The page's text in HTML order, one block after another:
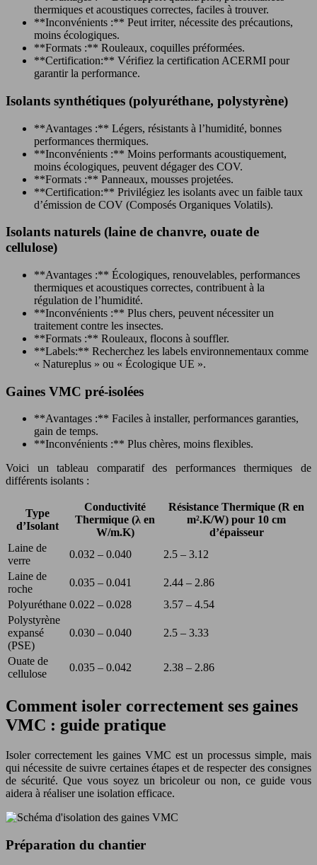
thermiques et acoustiques correctes, faciles à trouver.
**Inconvénients :** Peut irriter, nécessite des précautions,
moins écologiques.
**Formats :** Rouleaux, coquilles préformées.
**Certification:** Vérifiez la certification ACERMI pour
garantir la performance.
Isolants synthétiques (polyuréthane, polystyrène)
**Avantages :** Légers, résistants à l’humidité, bonnes
performances thermiques.
**Inconvénients :** Moins performants acoustiquement,
moins écologiques, peuvent dégager des COV.
**Formats :** Panneaux, mousses projetées.
**Certification:** Privilégiez les isolants avec un faible taux
d’émission de COV (Composés Organiques Volatils).
Isolants naturels (laine de chanvre, ouate de
cellulose)
**Avantages :** Écologiques, renouvelables, performances
thermiques et acoustiques correctes, contribuent à la
régulation de l’humidité.
**Inconvénients :** Plus chers, peuvent nécessiter un
traitement contre les insectes.
**Formats :** Rouleaux, flocons à souffler.
**Labels:** Recherchez les labels environnementaux comme
« Natureplus » ou « Écologique UE ».
Gaines VMC pré-isolées
**Avantages :** Faciles à installer, performances garanties,
gain de temps.
**Inconvénients :** Plus chères, moins flexibles.
Voici un tableau comparatif des performances thermiques de
différents isolants :
Type
d’Isolant
Conductivité
Thermique (λ en
W/m.K)
Résistance Thermique (R en
m².K/W) pour 10 cm
d’épaisseur
Laine de
verre
0.032 – 0.040
2.5 – 3.12
Laine de
roche
0.035 – 0.041
2.44 – 2.86
Polyuréthane 0.022 – 0.028
3.57 – 4.54
Polystyrène
expansé
(PSE)
0.030 – 0.040 2.5 – 3.33
Ouate de
cellulose
0.035 – 0.042 2.38 – 2.86
Comment isoler correctement ses gaines
VMC : guide pratique
Isoler correctement les gaines VMC est un processus simple, mais
qui nécessite de suivre certaines étapes et de respecter des consignes
de sécurité. Que vous soyez un bricoleur ou non, ce guide vous
aidera à réaliser une isolation efficace.
Préparation du chantier